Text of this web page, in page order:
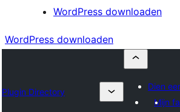
WordPress downloaden
WordPress downloaden
Plugin Directory
Dien
Mijn